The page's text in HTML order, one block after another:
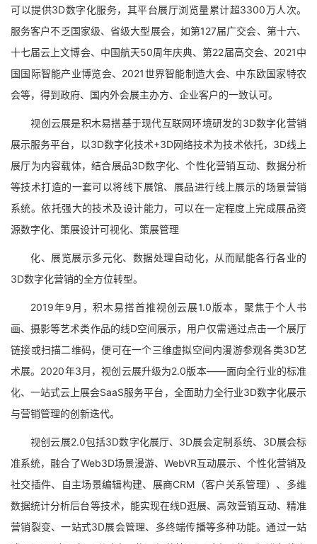
可以提供3D数字化服务，其平台展厅浏览量累计超3300万人次。
服务客户不乏国家级、省级大型展会，如第127届广交会、第十六、
十七届云上文博会、中国航天50周年庆典、第22届高交会、2021中
国国际智能产业博览会、2021世界智能制造大会、中东欧国家特农
会等，得到政府、国内外会展主办方、企业客户的一致认可。
视创云展是积木易搭基于现代互联网环境研发的3D数字化营销
展示服务平台，以3D数字化技术+3D网络技术为技术依托，3D线上
展厅为内容载体，结合展品3D数字化、个性化营销互动、数据分析
等技术打造的一套可以将线下展馆、展品进行线上展示的场景营销
系统。依托强大的技术及设计能力，可以在一定程度上完成展品资
源数字化、策展设计可视化、策展管理
化、展览展示多元化、数据处理自动化，从而赋能各行各业的
3D数字化营销的全方位转型。
2019年9月，积木易搭首推视创云展1.0版本，聚焦于个人书
画、摄影等艺术类作品的线D空间展示，用户仅需通过点击一个展厅
链接或扫描二维码，便可在一个三维虚拟空间内漫游参观各类3D艺
术展。2020年3月，视创云展升级为2.0版本——面向全行业的标准
化、一站式云上展会SaaS服务平台，全面助力全行业3D数字化展示
与营销管理的创新迭代。
视创云展2.0包括3D数字化展厅、3D展会定制系统、3D展会标
准系统，融合了Web3D场景漫游、WebVR互动展示、个性化营销及
社交插件、自主场景编辑构建、展商CRM（客户关系管理）、多维
数据统计分析后台等技术，能实现在线D逛展、高效营销互动、精准
营销裂变、一站式3D展会管理、多终端传播等多种功能。通过一站